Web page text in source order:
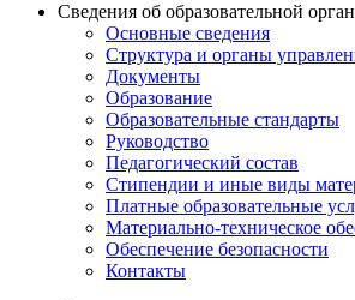
Сведения об образовательной
Основные сведения
Структура и органы
Документы
Образование
Образовательные стандарты
Руководство
Педагогический состав
Стипендии и иные виды
Платные образовательные
Материально-техническое
Обеспечение безопасности
Контакты